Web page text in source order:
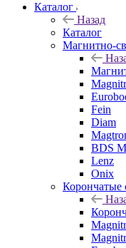
Каталог
Назад
Каталог
Магнитно-
Fein
Diam
BDS
Lenz
Onix
Корончатые